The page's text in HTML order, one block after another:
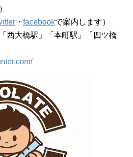
・ facebookで案内します）
西大橋駅」「本町駅」「四ツ橋